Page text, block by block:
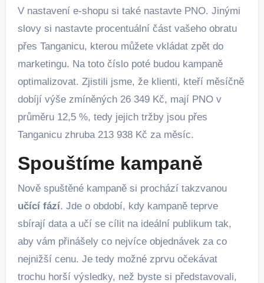
V nastavení e-shopu si také nastavte PNO. Jinými
slovy si nastavte procentuální část vašeho obratu
přes Tanganicu, kterou můžete vkládat zpět do
marketingu. Na toto číslo poté budou kampaně
optimalizovat. Zjistili jsme, že klienti, kteří měsíčně
dobíjí výše zmíněných 26 349 Kč, mají PNO v
průměru 12,5 %, tedy jejich tržby jsou přes
Tanganicu zhruba 213 938 Kč za měsíc.
Spouštíme kampaně
Nově spuštěné kampaně si prochází takzvanou
učící fází. Jde o období, kdy kampaně teprve
sbírají data a učí se cílit na ideální publikum tak,
aby vám přinášely co nejvíce objednávek za co
nejnižší cenu. Je tedy možné zprvu očekávat
trochu horší výsledky, než byste si představovali,